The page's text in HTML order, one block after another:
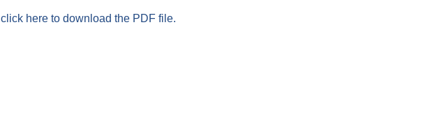
click here to download the PDF file.